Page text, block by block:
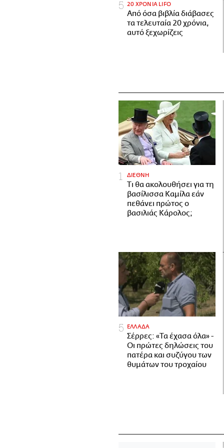
20 ΧΡΟΝΙΑ LIFO
Από όσα βιβλία διάβασες
τα τελευταία 20 χρόνια,
αυτό ξεχωρίζεις
ΔΙΕΘΝΗ
Τι θα ακολουθήσει για τη
βασίλισσα Καμίλα εάν
πεθάνει πρώτος ο
βασιλιάς Κάρολος;
ΕΛΛΑΔΑ
Σέρρες: «Τα έχασα όλα» -
Οι πρώτες δηλώσεις του
πατέρα και συζύγου των
θυμάτων του τροχαίου